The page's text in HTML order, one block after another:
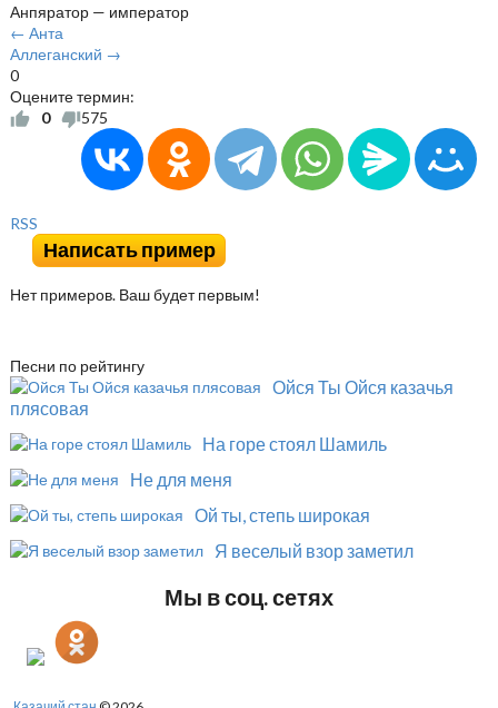
Анпяратор — император
← Анта
Аллеганский →
0
Оцените термин:
0
575
RSS
Написать пример
Нет примеров. Ваш будет первым!
Песни по рейтингу
Ойся Ты Ойся казачья
плясовая
На горе стоял Шамиль
Не для меня
Ой ты, степь широкая
Я веселый взор заметил
Мы в соц. сетях